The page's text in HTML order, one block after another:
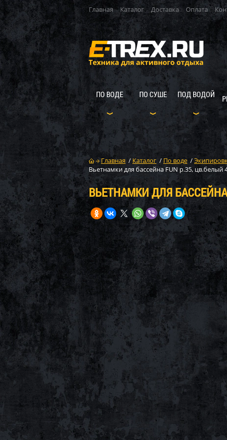
Главная Каталог Доставка Оплата
ПО ВОДЕ ПО СУШЕ ПОД ВОДОЙ
Главная / Каталог / По воде /
Вьетнамки для бассейна FUN р.35, цв.белый
ВЬЕТНАМКИ ДЛЯ БАССЕЙНА